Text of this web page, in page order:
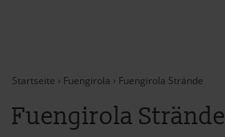
Startseite › Fuengirola › Fuengirola Strände
Fuengirola Strände